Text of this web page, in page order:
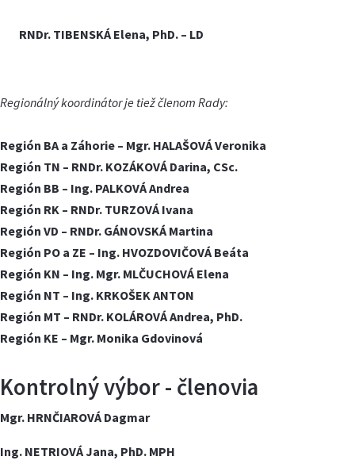
RNDr. TIBENSKÁ Elena, PhD. – LD
Regionálný koordinátor je tiež členom Rady:
Región BA a Záhorie – Mgr. HALAŠOVÁ Veronika
Región TN – RNDr. KOZÁKOVÁ Darina, CSc.
Región BB – Ing. PALKOVÁ Andrea
Región RK – RNDr. TURZOVÁ Ivana
Región VD – RNDr. GÁNOVSKÁ Martina
Región PO a ZE – Ing. HVOZDOVIČOVÁ Beáta
Región KN – Ing. Mgr. MLČUCHOVÁ Elena
Región NT – Ing. KRKOŠEK ANTON
Región MT – RNDr. KOLÁROVÁ Andrea, PhD.
Región KE – Mgr. Monika Gdovinová
Kontrolný výbor - členovia
Mgr. HRNČIAROVÁ Dagmar
Ing. NETRIOVÁ Jana, PhD. MPH